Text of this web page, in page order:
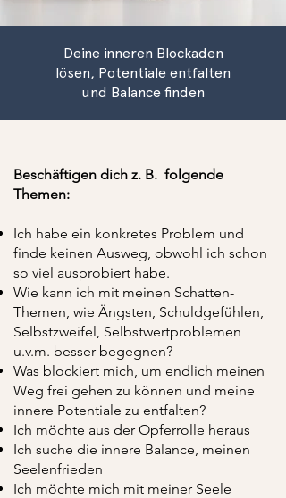
Deine inneren Blockaden
lösen, Potentiale entfalten
und Balance finden
Beschäftigen dich z. B. folgende
Themen:
Ich habe ein konkretes Problem und
finde keinen Ausweg, obwohl ich schon
so viel ausprobiert habe.
Wie kann ich mit meinen Schatten-
Themen, wie Ängsten, Schuldgefühlen,
Selbstzweifel, Selbstwertproblemen
u.v.m. besser begegnen?
Was blockiert mich, um endlich meinen
Weg frei gehen zu können und meine
innere Potentiale zu entfalten?
Ich möchte aus der Opferrolle heraus
Ich suche die innere Balance, meinen
Seelenfrieden
Ich möchte mich mit meiner Seele